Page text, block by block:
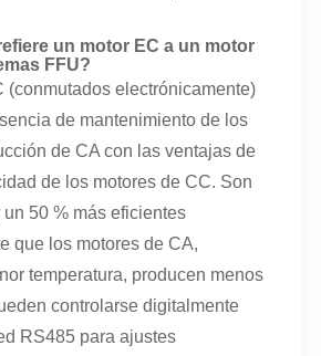
un motor EC a un motor
FFU?
(conmutados electrónicamente)
de mantenimiento de los
de CA con las ventajas de
de los motores de CC. Son
50 % más eficientes
que los motores de CA,
temperatura, producen menos
controlarse digitalmente
RS485 para ajustes